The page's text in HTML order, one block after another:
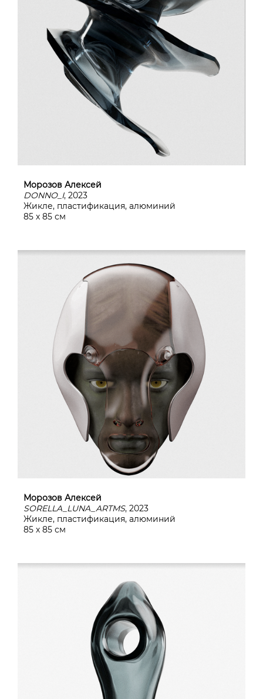
Морозов Алексей
DONNO_I, 2023
Жикле, пластификация, алюминий
85 х 85 см
Морозов Алексей
SORELLA_LUNA_ARTMS, 2023
Жикле, пластификация, алюминий
85 х 85 см